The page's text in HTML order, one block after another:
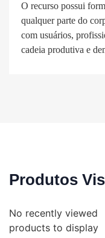
O recurso possui
qualquer parte do
com usuários,
cadeia produtiva e
Produtos
No recently viewed
products to display